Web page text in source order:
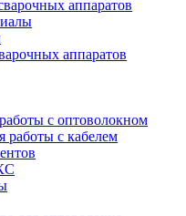
аппаратов
аппаратов
с оптоволокном
работы с кабелем